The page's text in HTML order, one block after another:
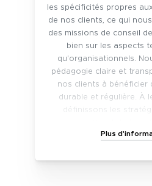
les spécificités propres
de nos clients, ce qui
des missions de conseil
bien sur les aspects
qu'organisationnels.
pédagogie claire et
nos clients à bénéficier
durable et régulière. À
définissons les
particularité de leur
Plus